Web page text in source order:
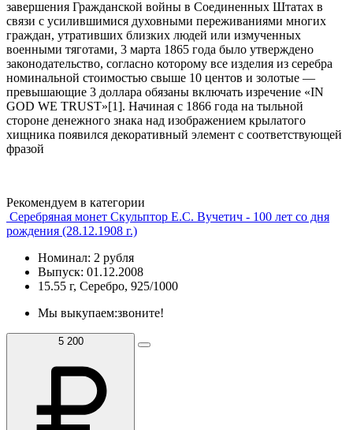
завершения Гражданской войны в Соединенных Штатах в
связи с усилившимися духовными переживаниями многих
граждан, утративших близких людей или измученных
военными тяготами, 3 марта 1865 года было утверждено
законодательство, согласно которому все изделия из серебра
номинальной стоимостью свыше 10 центов и золотые —
превышающие 3 доллара обязаны включать изречение «IN
GOD WE TRUST»[1]. Начиная с 1866 года на тыльной
стороне денежного знака над изображением крылатого
хищника появился декоративный элемент с соответствующей
фразой
Рекомендуем в категории
Серебряная монет Скульптор Е.С. Вучетич - 100 лет со дня
рождения (28.12.1908 г.)
Номинал: 2 рубля
Выпуск: 01.12.2008
15.55 г, Серебро, 925/1000
Мы выкупаем:звоните!
5 200